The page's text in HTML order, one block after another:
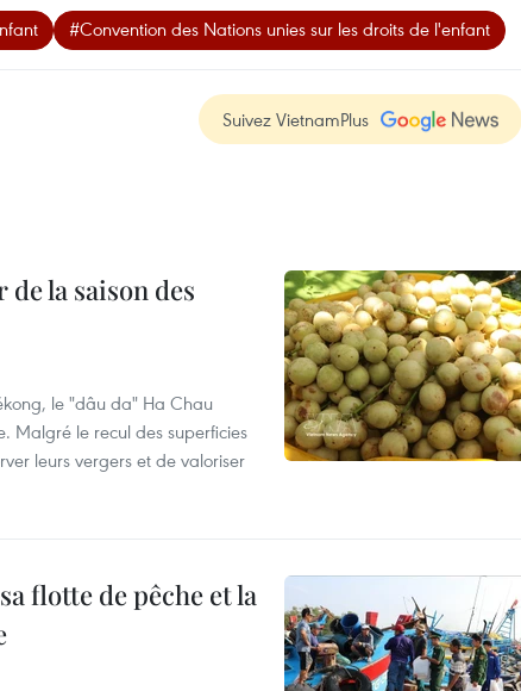
#Convention des Nations unies sur les droits de l'enfant
Suivez VietnamPlus
la saison des
le "dâu da" Ha Chau
Malgré le recul des superficies
leurs vergers et de valoriser
flotte de pêche et la